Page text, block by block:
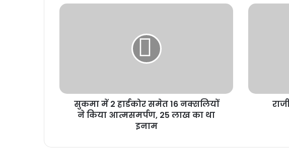
सुकमा में 2 हार्डकोर समेत 16 नक्सलियों
ने किया आत्मसमर्पण, 25 लाख का था
इनाम